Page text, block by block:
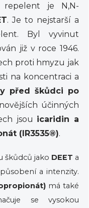
repelent je N,N-
. Je to nejstarší a
Byl vyvinut
již v roce 1946.
proti hmyzu jak
na koncentraci a
před škůdci po
účinných
jsou icaridin a
(IR3535®).
škůdců jako DEET a
a intenzity.
má také
se vysokou